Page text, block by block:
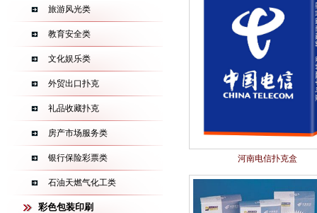
旅游风光类
教育安全类
文化娱乐类
外贸出口扑克
礼品收藏扑克
房产市场服务类
银行保险彩票类
石油天燃气化工类
彩色包装印刷
河南电信扑克盒